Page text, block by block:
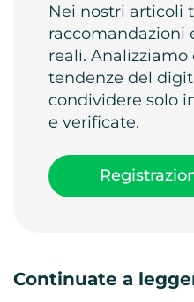
Nei nostri articoli
raccomandazioni
reali.
tendenze del
condividere solo
e verificate.
Continuate a